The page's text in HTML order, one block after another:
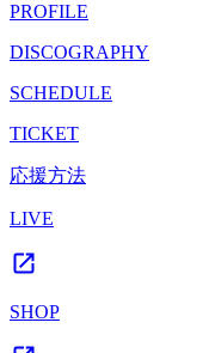
PROFILE
DISCOGRAPHY
SCHEDULE
TICKET
応援方法
LIVE
SHOP